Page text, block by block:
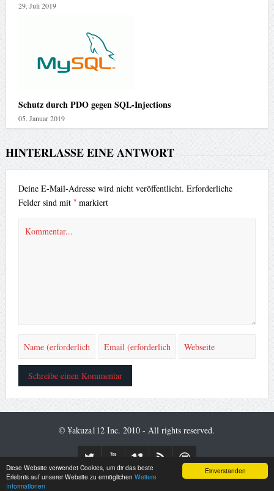
Einverstanden
Diese Website verwendet Cookies, um dir das beste
Erlebnis auf unserer Website zu ermöglichen Weitere
Informationen
29. Juli 2019
Schutz durch PDO gegen SQL-Injections
05. Januar 2019
HINTERLASSE EINE ANTWORT
Deine E-Mail-Adresse wird nicht veröffentlicht. Erforderliche
Felder sind mit *markiert
© ¥akuza112 Inc. 2010 - All rights reserved.
Desktop Version Mobile Version